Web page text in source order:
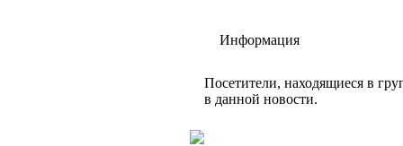
Информация
Посетители, находящиеся в
в данной новости.